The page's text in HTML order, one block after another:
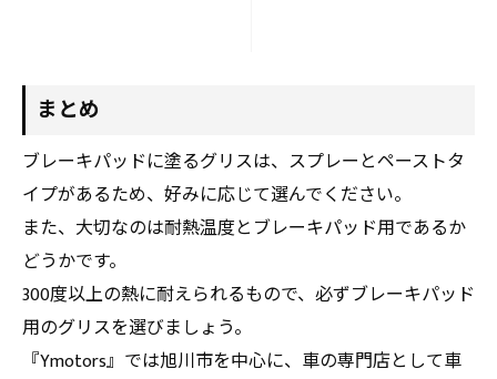
まとめ
ブレーキパッドに塗るグリスは、スプレーとペーストタ
イプがあるため、好みに応じて選んでください。
また、大切なのは耐熱温度とブレーキパッド用であるか
どうかです。
300度以上の熱に耐えられるもので、必ずブレーキパッド
用のグリスを選びましょう。
『Ymotors』では旭川市を中心に、車の専門店として車